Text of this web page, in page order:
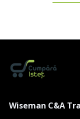
Wiseman C&A